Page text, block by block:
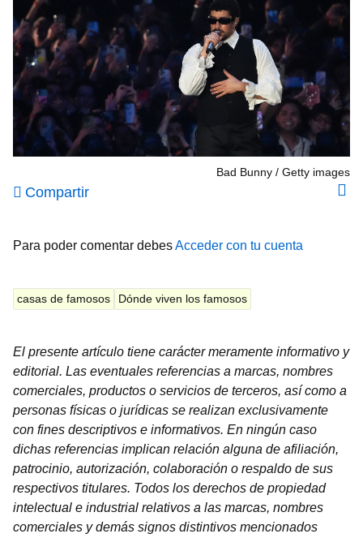
Bad Bunny Getty images
Compartir
Para poder comentar debesAcceder con tu cuenta
casas de famosos Dónde viven los famosos
El presente artículo tiene carácter meramente informativo y
editorial. Las eventuales referencias a marcas, nombres
comerciales, productos o servicios de terceros, así como a
personas físicas o jurídicas se realizan exclusivamente
con fines descriptivos e informativos. En ningún caso
dichas referencias implican relación alguna de afiliación,
patrocinio, autorización, colaboración o respaldo de sus
respectivos titulares. Todos los derechos de propiedad
intelectual e industrial relativos a las marcas, nombres
comerciales y demás signos distintivos mencionados